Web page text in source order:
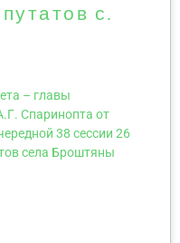
с.
– главы
Спаринопта от
38 сессии 26
села Броштяны